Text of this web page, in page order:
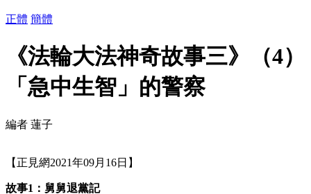
正體 簡體
《法輪大法神奇故事三》（4）
「急中生智」的警察
編者 蓮子
【正見網2021年09月16日】
故事1：舅舅退黨記